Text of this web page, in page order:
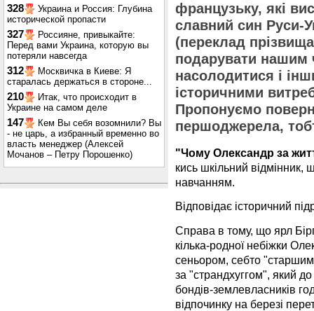
328
Украина и Россия: Глубина
исторической пропасти
327
Россияне, привыкайте:
Перед вами Украина, которую вы
потеряли навсегда
312
Москвичка в Киеве: Я
старалась держаться в стороне...
210
Итак, что происходит в
Украине на самом деле
147
Кем Вы себя возомнили? Вы
- не царь, а избранный временно во
власть менеджер (Алексей
Мочанов – Петру Порошенко)
французьку, які
славний син Руси-
(переклад
подарувати нашим
насолодитися і
історичними
Пропонуємо
першоджерела,
"Чому Олександр за
кись шкільний відмінник,
навчанням.
Відповідає історичний
Справа в тому, що ярл
кілька-родної небіжки
сеньором, себто
за "страндхуггом", який
бондів-землевласників
відпочинку на березі